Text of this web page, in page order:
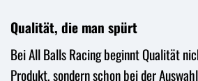
Qualität, die man spürt
Bei All Balls Racing beginnt Qualität
Produkt, sondern schon bei der